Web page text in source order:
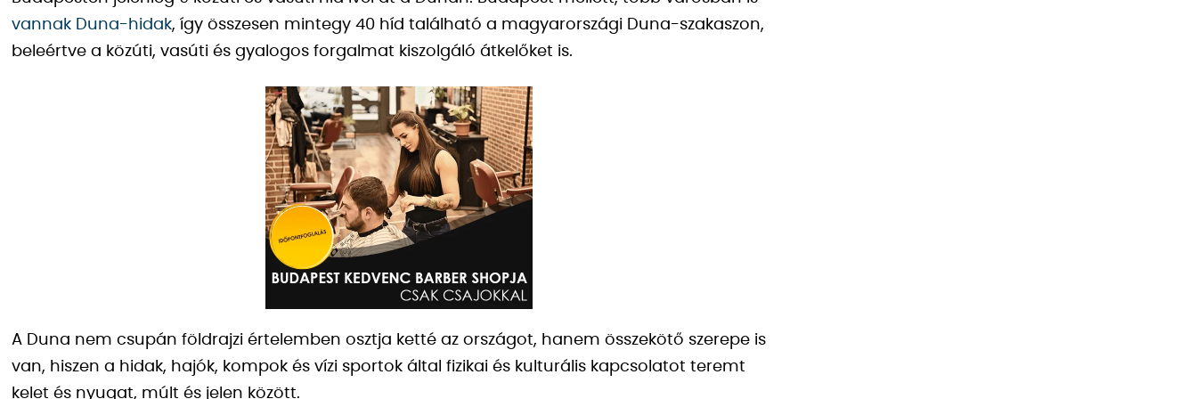
vannak Duna-hidak, így összesen mintegy 40 híd található a magyarországi Duna-szakaszon,
beleértve a közúti, vasúti és gyalogos forgalmat kiszolgáló átkelőket is.
A Duna nem csupán földrajzi értelemben osztja ketté az országot, hanem összekötő szerepe is
van, hiszen a hidak, hajók, kompok és vízi sportok által fizikai és kulturális kapcsolatot teremt
kelet és nyugat, múlt és jelen között.